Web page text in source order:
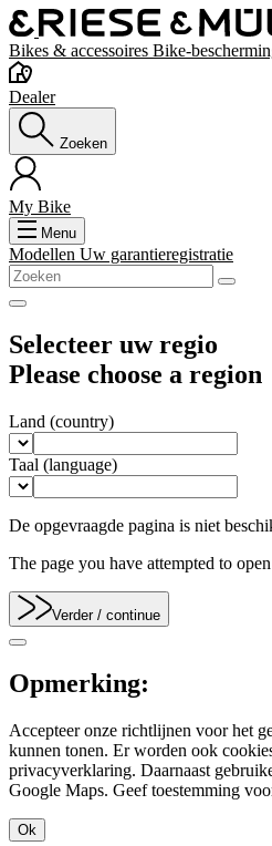
Bikes & accessoires Bike-
Dealer
Zoeken
My Bike
Menu
Modellen Uw garantieregistratie
Selecteer uw regio
Please choose a region
Land (country)
Taal (language)
De opgevraagde pagina is niet
The page you have attempted to
Verder / continue
Opmerking:
Accepteer onze richtlijnen voor het
kunnen tonen. Er worden ook
privacyverklaring. Daarnaast
Google Maps. Geef toestemming
Ok